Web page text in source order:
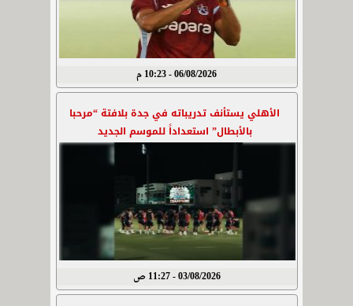
06/08/2026 - 10:23 م
الأهلي يستأنف تدريباته في جدة بلافتة “مرحبا
بالأبطال” استعداداً للموسم الجديد
03/08/2026 - 11:27 ص